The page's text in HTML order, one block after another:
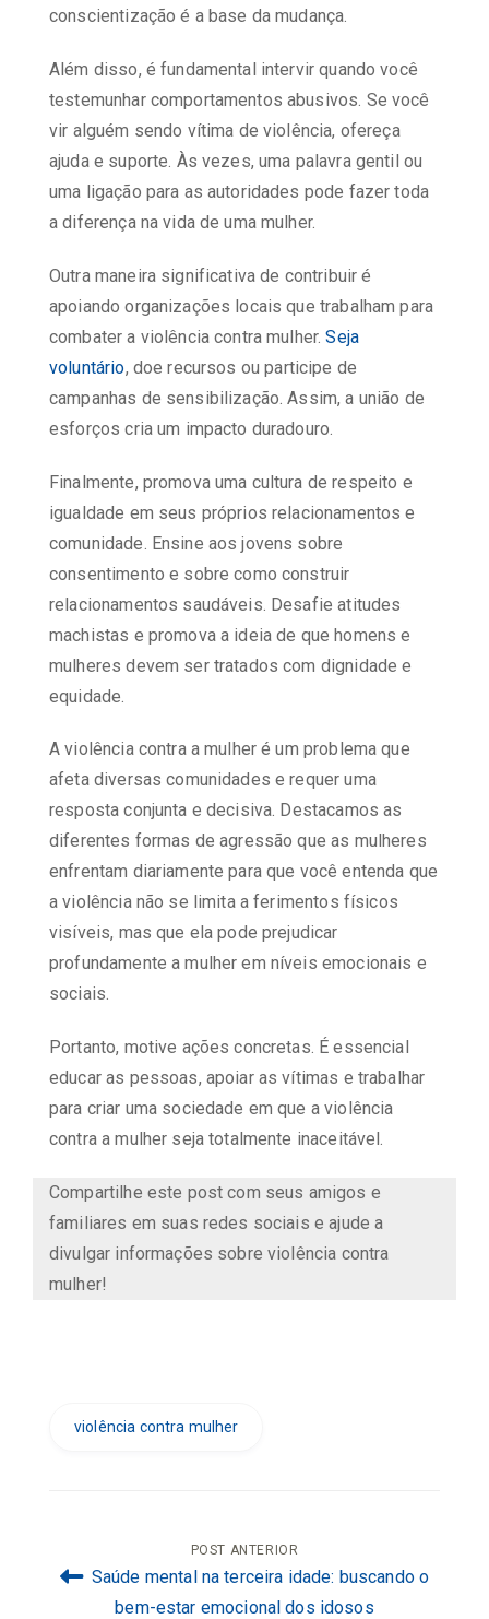
conscientização é a base da mudança.
Além disso, é fundamental intervir quando você
testemunhar comportamentos abusivos. Se você
vir alguém sendo vítima de violência, ofereça
ajuda e suporte. Às vezes, uma palavra gentil ou
uma ligação para as autoridades pode fazer toda
a diferença na vida de uma mulher.
Outra maneira significativa de contribuir é
apoiando organizações locais que trabalham para
combater a violência contra mulher.Seja
voluntário, doe recursos ou participe de
campanhas de sensibilização. Assim, a união de
esforços cria um impacto duradouro.
Finalmente, promova uma cultura de respeito e
igualdade em seus próprios relacionamentos e
comunidade. Ensine aos jovens sobre
consentimento e sobre como construir
relacionamentos saudáveis. Desafie atitudes
machistas e promova a ideia de que homens e
mulheres devem ser tratados com dignidade e
equidade.
A violência contra a mulher é um problema que
afeta diversas comunidades e requer uma
resposta conjunta e decisiva. Destacamos as
diferentes formas de agressão que as mulheres
enfrentam diariamente para que você entenda que
a violência não se limita a ferimentos físicos
visíveis, mas que ela pode prejudicar
profundamente a mulher em níveis emocionais e
sociais.
Portanto, motive ações concretas. É essencial
educar as pessoas, apoiar as vítimas e trabalhar
para criar uma sociedade em que a violência
contra a mulher seja totalmente inaceitável.
Compartilhe este post com seus amigos e
familiares em suas redes sociais e ajude a
divulgar informações sobre violência contra
mulher!
violência contra mulher
NavegaçãoPOST ANTERIOR
Saúde mental na terceira idade: buscando o
bem-estar emocional dos idosos